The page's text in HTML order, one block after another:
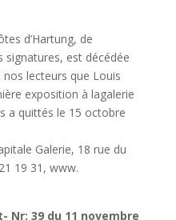
d’Hartung, de
signatures, est décédée
lecteurs que Louis
exposition à lagalerie
a quittés le 15 octobre
Galerie, 18 rue du
19 31, www.
Nr: 39 du 11 novembre